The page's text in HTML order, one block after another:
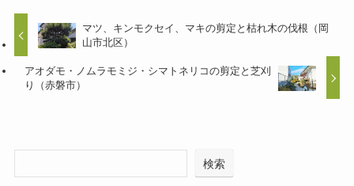
マツ、キンモクセイ、マキの剪定と枯れ木の伐根（岡
山市北区）
アオダモ・ノムラモミジ・シマトネリコの剪定と芝刈
り（赤磐市）
検索